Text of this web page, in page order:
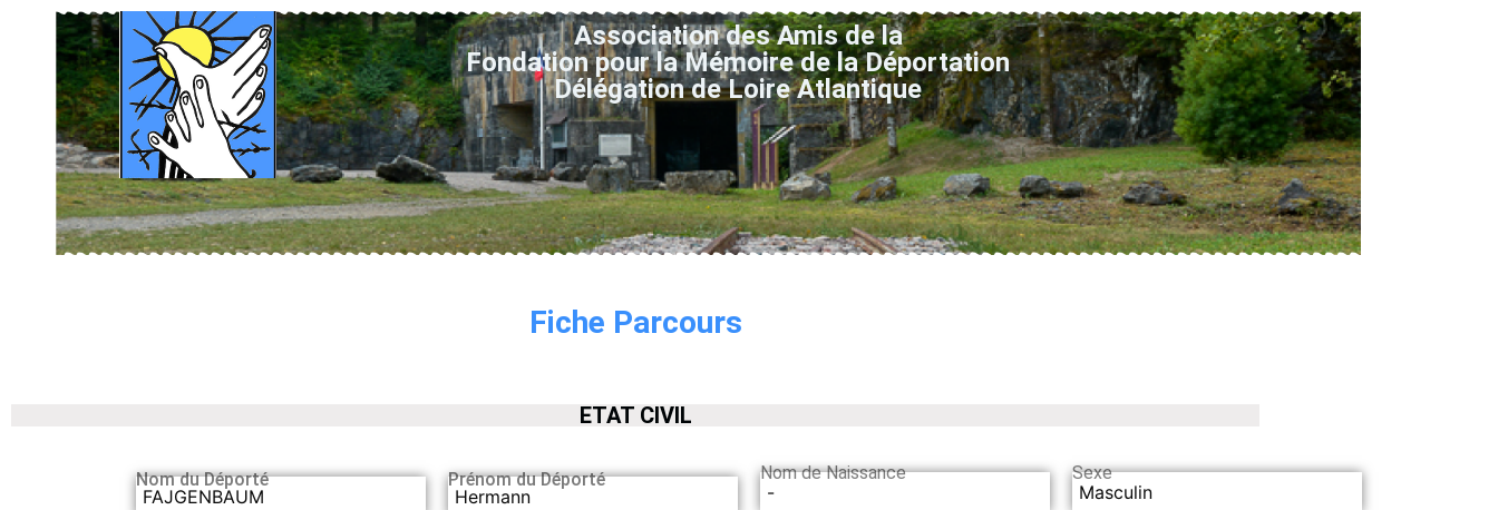
Association des Amis de la
Fondation pour la Mémoire de la Déportation
Délégation de Loire Atlantique
Fiche Parcours
ETAT CIVIL
Nom du Déporté
FAJGENBAUM
Prénom du Déporté
Hermann
Nom de Naissance
-
Sexe
Masculin